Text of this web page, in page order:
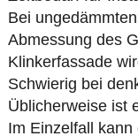
Bei
Abmessung des
Klinkerfassade
Schwierig bei
Üblicherweise ist
Im Einzelfall